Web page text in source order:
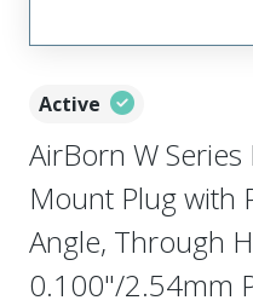
Active
AirBorn W
Mount Plug with
Angle, Through
0.100"/2.54mm